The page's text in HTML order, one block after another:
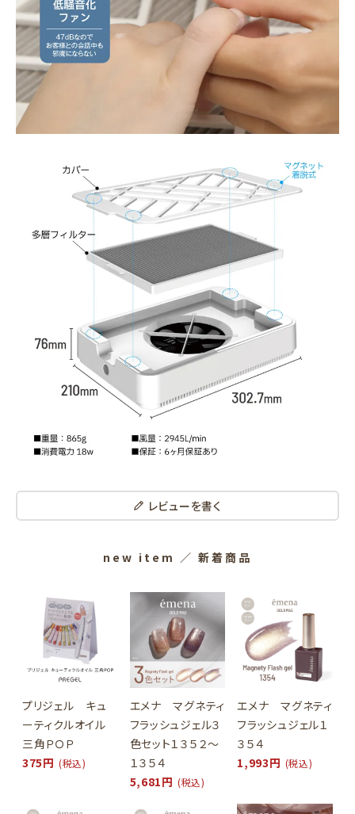
レビューを書く
new item ／ 新着商品
プリジェル キュ
ーティクルオイル
三角ＰＯＰ
375円 (税込)
エメナ マグネティ
フラッシュジェル３
色セット１３５２～
１３５４
5,681円 (税込)
エメナ マグネティ
フラッシュジェル１
３５４
1,993円 (税込)